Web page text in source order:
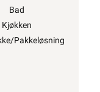
Bad
Kjøkken
Pakkeløsning